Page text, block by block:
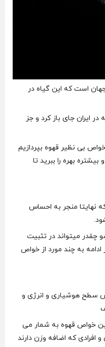
است که این گیاه در
ایران جای باز کرد و جز
بی نظیر قهوه بپردازیم
بهره را ببرید تا
دارد که نهایتا منجر به احساس
چقدر میتواند در تثبیت
به چند مورد از خواص
سطح هوشیاری و انرژی و
خواص قهوه به شمار می
افرادی که اضافه وزن دارند